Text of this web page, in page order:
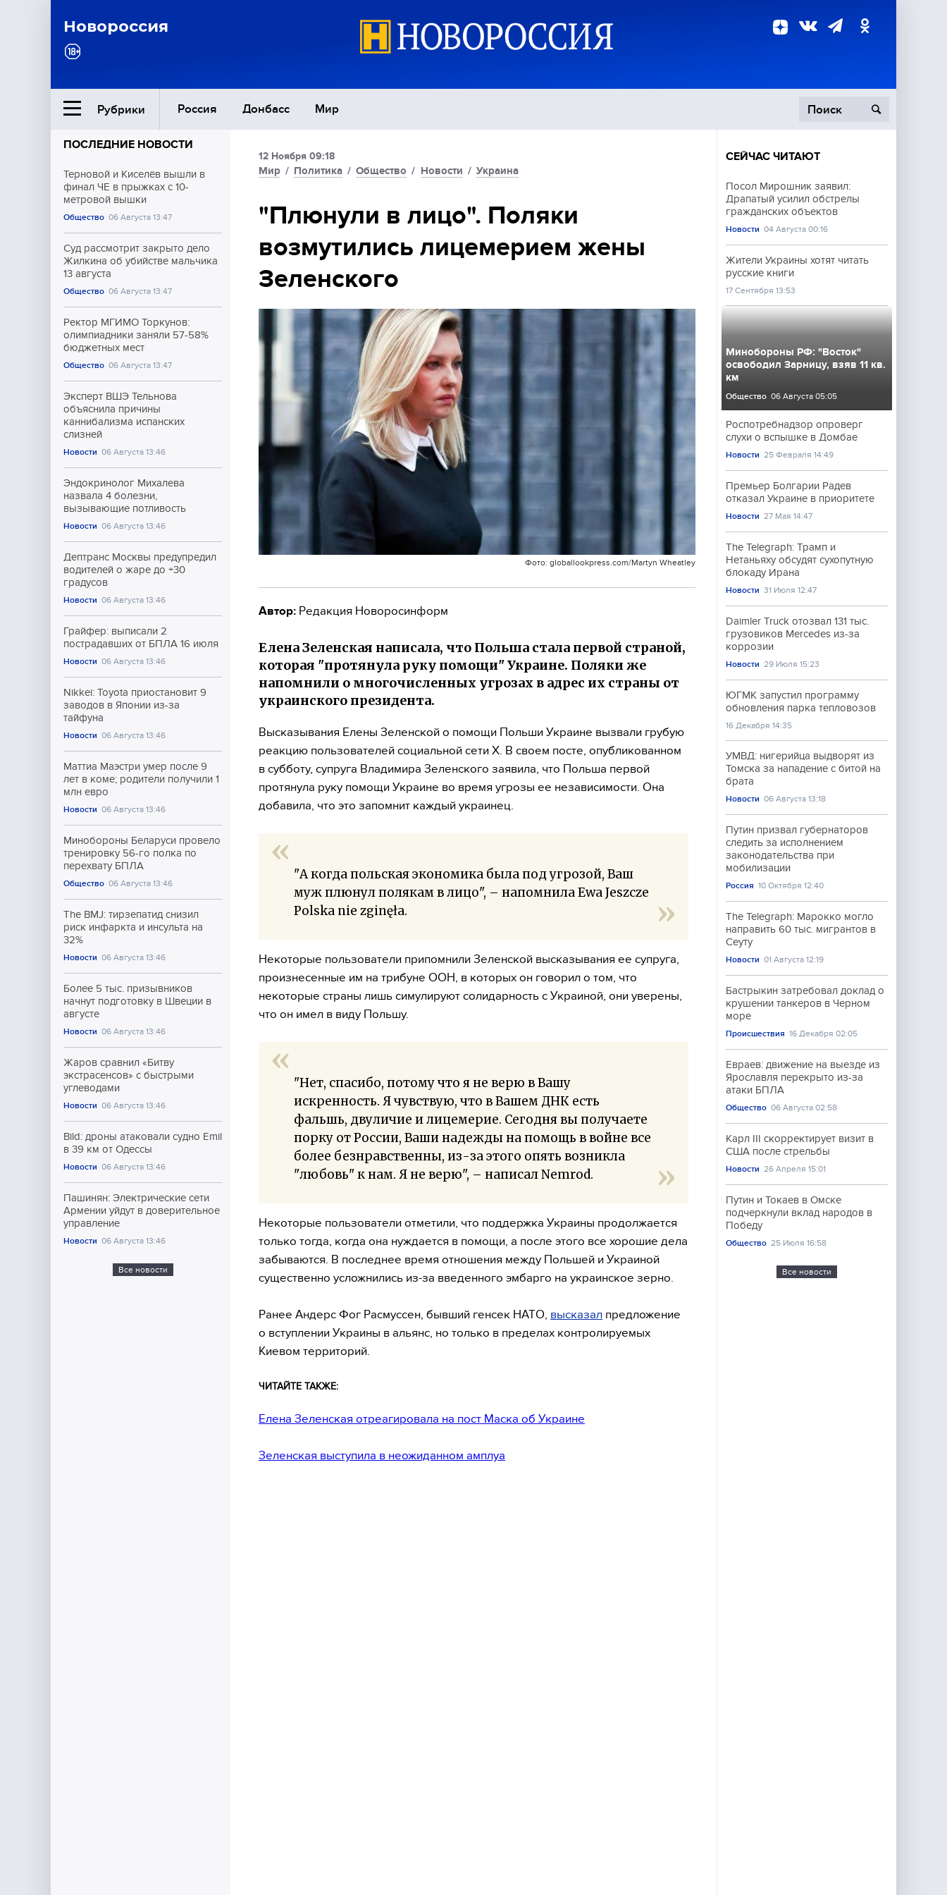
Новороссия
Рубрики Россия Донбасс Мир
Ближний Восток Политика
Общество
Экономика
Происшествия
Культура
Спорт
ПОСЛЕДНИЕ НОВОСТИ
Терновой и Киселёв вышли в
финал ЧЕ в прыжках с 10-
метровой вышки
Общество 06 Августа 13:47
Суд рассмотрит закрыто дело
Жилкина об убийстве мальчика
13 августа
Общество 06 Августа 13:47
Ректор МГИМО Торкунов:
олимпиадники заняли 57-58%
бюджетных мест
Общество 06 Августа 13:47
Эксперт ВШЭ Тельнова
объяснила причины
каннибализма испанских
слизней
Новости 06 Августа 13:46
Эндокринолог Михалева
назвала 4 болезни,
вызывающие потливость
Новости 06 Августа 13:46
Дептранс Москвы предупредил
водителей о жаре до +30
градусов
Новости 06 Августа 13:46
Грайфер: выписали 2
пострадавших от БПЛА 16 июля
Новости 06 Августа 13:46
Nikkei: Toyota приостановит 9
заводов в Японии из-за
тайфуна
Новости 06 Августа 13:46
Маттиа Маэстри умер после 9
лет в коме; родители получили 1
млн евро
Новости 06 Августа 13:46
Минобороны Беларуси провело
тренировку 56-го полка по
перехвату БПЛА
Общество 06 Августа 13:46
The BMJ: тирзепатид снизил
риск инфаркта и инсульта на
32%
Новости 06 Августа 13:46
Более 5 тыс. призывников
начнут подготовку в Швеции в
августе
Новости 06 Августа 13:46
Жаров сравнил «Битву
экстрасенсов» с быстрыми
углеводами
Новости 06 Августа 13:46
Bild: дроны атаковали судно Emil
в 39 км от Одессы
Новости 06 Августа 13:46
Пашинян: Электрические сети
Армении уйдут в доверительное
управление
Новости 06 Августа 13:46
Все новости
12 Ноября 09:18
Мир / Политика / Общество / Новости / Украина
"Плюнули в лицо". Поляки
возмутились лицемерием жены
Зеленского
Фото: globallookpress.com/Martyn Wheatley
Автор: Редакция Новоросинформ
Елена Зеленская написала, что Польша стала первой страной,
которая "протянула руку помощи" Украине. Поляки же
напомнили о многочисленных угрозах в адрес их страны от
украинского президента.
Высказывания Елены Зеленской о помощи Польши Украине вызвали грубую
реакцию пользователей социальной сети X. В своем посте, опубликованном
в субботу, супруга Владимира Зеленского заявила, что Польша первой
протянула руку помощи Украине во время угрозы ее независимости. Она
добавила, что это запомнит каждый украинец.
"А когда польская экономика была под угрозой, Ваш
муж плюнул полякам в лицо", – напомнила Ewa Jeszcze
Polska nie zginęła.
Некоторые пользователи припомнили Зеленской высказывания ее супруга,
произнесенные им на трибуне ООН, в которых он говорил о том, что
некоторые страны лишь симулируют солидарность с Украиной, они уверены,
что он имел в виду Польшу.
"Нет, спасибо, потому что я не верю в Вашу
искренность. Я чувствую, что в Вашем ДНК есть
фальшь, двуличие и лицемерие. Сегодня вы получаете
порку отРоссии, Ваши надежды на помощь в войне все
более безнравственны, из-за этого опять возникла
"любовь" к нам. Я не верю", – написал Nemrod.
Некоторые пользователи отметили, что поддержка Украины продолжается
только тогда, когда она нуждается в помощи, а после этого все хорошие дела
забываются. В последнее время отношения между Польшей и Украиной
существенно усложнились из-за введенного эмбарго на украинское зерно.
Ранее Андерс Фог Расмуссен, бывший генсек НАТО, высказал предложение
о вступлении Украины в альянс, но только в пределах контролируемых
Киевом территорий.
ЧИТАЙТЕ ТАКЖЕ:
Елена Зеленская отреагировала на пост Маска об Украине
Зеленская выступила в неожиданном амплуа
СЕЙЧАС ЧИТАЮТ
Посол Мирошник заявил:
Драпатый усилил обстрелы
гражданских объектов
Новости 04 Августа 00:16
Жители Украины хотят читать
русские книги
17 Сентября 13:53
Минобороны РФ: "Восток"
освободил Зарницу, взяв 11 кв.
км
Общество 06 Августа 05:05
Роспотребнадзор опроверг
слухи о вспышке в Домбае
Новости 25 Февраля 14:49
Премьер Болгарии Радев
отказал Украине в приоритете
Новости 27 Мая 14:47
The Telegraph: Трамп и
Нетаньяху обсудят сухопутную
блокаду Ирана
Новости 31 Июля 12:47
Daimler Truck отозвал 131 тыс.
грузовиков Mercedes из-за
коррозии
Новости 29 Июля 15:23
ЮГМК запустил программу
обновления парка тепловозов
16 Декабря 14:35
УМВД: нигерийца выдворят из
Томска за нападение с битой на
брата
Новости 06 Августа 13:18
Путин призвал губернаторов
следить за исполнением
законодательства при
мобилизации
Россия 10 Октября 12:40
The Telegraph: Марокко могло
направить 60 тыс. мигрантов в
Сеуту
Новости 01 Августа 12:19
Бастрыкин затребовал доклад о
крушении танкеров в Черном
море
Происшествия 16 Декабря 02:05
Евраев: движение на выезде из
Ярославля перекрыто из-за
атаки БПЛА
Общество 06 Августа 02:58
Карл III скорректирует визит в
США после стрельбы
Новости 26 Апреля 15:01
Путин и Токаев в Омске
подчеркнули вклад народов в
Победу
Общество 25 Июля 16:58
Все новости